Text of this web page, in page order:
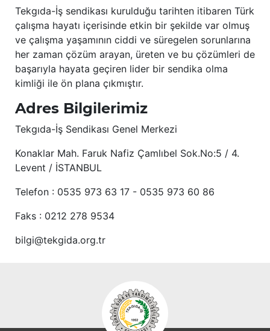
Tekgıda-İş sendikası kurulduğu tarihten itibaren Türk
çalışma hayatı içerisinde etkin bir şekilde var olmuş
ve çalışma yaşamının ciddi ve süregelen sorunlarına
her zaman çözüm arayan, üreten ve bu çözümleri de
başarıyla hayata geçiren lider bir sendika olma
kimliği ile ön plana çıkmıştır.
Adres Bilgilerimiz
Tekgıda-İş Sendikası Genel Merkezi
Konaklar Mah. Faruk Nafiz Çamlıbel Sok.No:5 / 4.
Levent / İSTANBUL
Telefon : 0535 973 63 17 - 0535 973 60 86
Faks : 0212 278 9534
bilgi@tekgida.org.tr